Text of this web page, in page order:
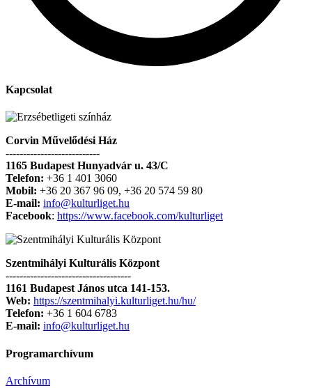
Kapcsolat
Corvin Művelődési Ház
---------------------------
1165 Budapest Hunyadvár u. 43/C
Telefon: +36 1 401 3060
Mobil: +36 20 367 96 09, +36 20 574 59 80
E-mail: info@kulturliget.hu
Facebook: https://www.facebook.com/kulturliget
Szentmihályi Kulturális Központ
------------------------------------
1161 Budapest János utca 141-153.
Web: https://szentmihalyi.kulturliget.hu/hu/
Telefon: +36 1 604 6783
E-mail: info@kulturliget.hu
Programarchívum
Archívum